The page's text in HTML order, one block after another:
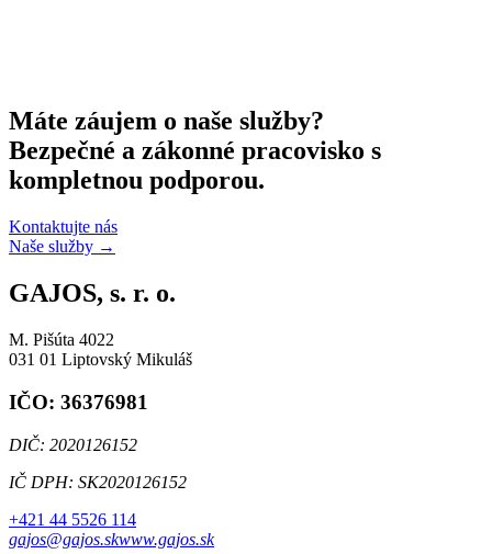
Máte záujem o naše služby?
Bezpečné a zákonné pracovisko s
kompletnou podporou.
Kontaktujte nás
Naše služby →
GAJOS, s. r. o.
M. Pišúta 4022
031 01 Liptovský Mikuláš
IČO: 36376981
DIČ: 2020126152
IČ DPH: SK2020126152
+421 44 5526 114
gajos@gajos.skwww.gajos.sk